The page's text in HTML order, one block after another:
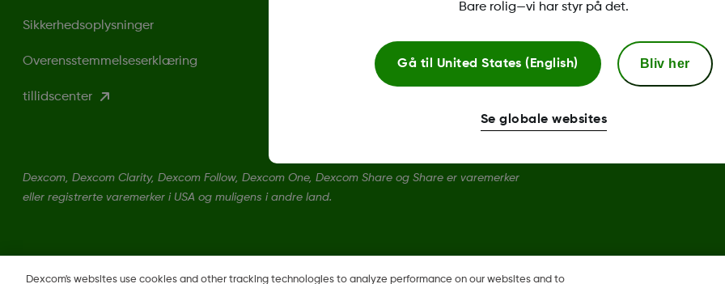
Sikkerhedsoplysninger
Overensstemmelseserklæring
tillidscenter
Dexcom, Dexcom Clarity, Dexcom Follow, Dexcom One, Dexcom Share og Share er varemerker
eller registrerte varemerker i USA og muligens i andre land.
Dexcom's websites use cookies and other tracking technologies to analyze performance on our websites and to
Bare rolig—vi har styr på det.
Gå til United States (English) Bliv her
Se globale websites